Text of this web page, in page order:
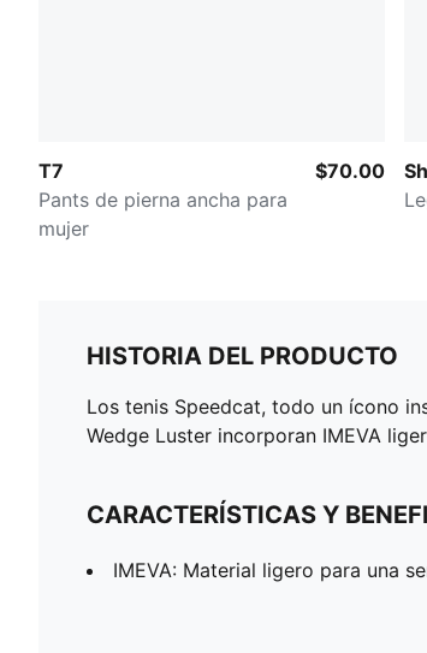
T7
Pants de pierna ancha para
mujer
$70.00
HISTORIA DEL PRODUCTO
Los tenis Speedcat, todo un ícono
Wedge Luster incorporan IMEVA
CARACTERÍSTICAS Y
IMEVA: Material ligero para una